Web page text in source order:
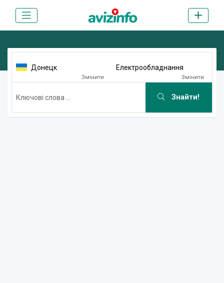
Донецк
Змінити
Електрообладнання
Змінити
Знайти!